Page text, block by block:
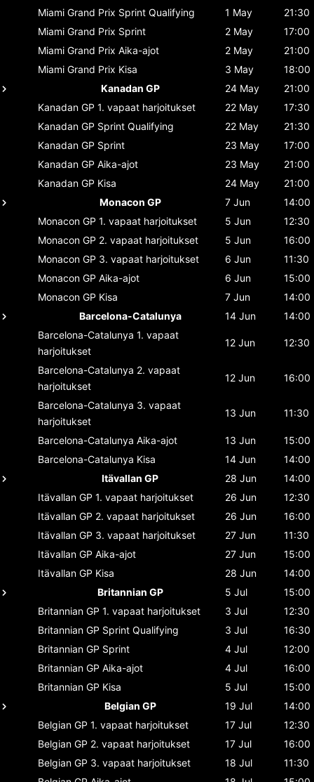
Miami Grand Prix Sprint Qualifying 1 May
21:30
Miami Grand Prix Sprint 2 May
17:00
Miami Grand Prix Aika-ajot 2 May
21:00
Miami Grand Prix Kisa 3 May
18:00
Kanadan GP
24 May
21:00
Kanadan GP 1. vapaat harjoitukset 22 May
17:30
Kanadan GP Sprint Qualifying 22 May
21:30
Kanadan GP Sprint 23 May
17:00
Kanadan GP Aika-ajot 23 May
21:00
Kanadan GP Kisa 24 May
21:00
Monacon GP
7 Jun
14:00
Monacon GP 1. vapaat harjoitukset 5 Jun
12:30
Monacon GP 2. vapaat harjoitukset 5 Jun
16:00
Monacon GP 3. vapaat harjoitukset 6 Jun
11:30
Monacon GP Aika-ajot 6 Jun
15:00
Monacon GP Kisa 7 Jun
14:00
Barcelona-Catalunya
14 Jun
14:00
Barcelona-Catalunya 1. vapaat
harjoitukset
12 Jun 12:30
Barcelona-Catalunya 2. vapaat
harjoitukset
12 Jun 16:00
Barcelona-Catalunya 3. vapaat
harjoitukset
13 Jun 11:30
Barcelona-Catalunya Aika-ajot 13 Jun
15:00
Barcelona-Catalunya Kisa 14 Jun
14:00
Itävallan GP
28 Jun
14:00
Itävallan GP 1. vapaat harjoitukset 26 Jun
12:30
Itävallan GP 2. vapaat harjoitukset 26 Jun
16:00
Itävallan GP 3. vapaat harjoitukset 27 Jun
11:30
Itävallan GP Aika-ajot 27 Jun
15:00
Itävallan GP Kisa 28 Jun
14:00
Britannian GP
5 Jul
15:00
Britannian GP 1. vapaat harjoitukset 3 Jul
12:30
Britannian GP Sprint Qualifying 3 Jul
16:30
Britannian GP Sprint 4 Jul
12:00
Britannian GP Aika-ajot 4 Jul
16:00
Britannian GP Kisa 5 Jul
15:00
Belgian GP
19 Jul
14:00
Belgian GP 1. vapaat harjoitukset 17 Jul
12:30
Belgian GP 2. vapaat harjoitukset 17 Jul
16:00
Belgian GP 3. vapaat harjoitukset 18 Jul
11:30